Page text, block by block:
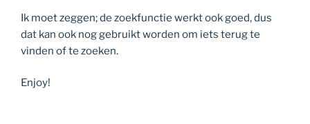
Ik moet zeggen; de zoekfunctie werkt ook goed, dus
dat kan ook nog gebruikt worden om iets terug te
vinden of te zoeken.
Enjoy!